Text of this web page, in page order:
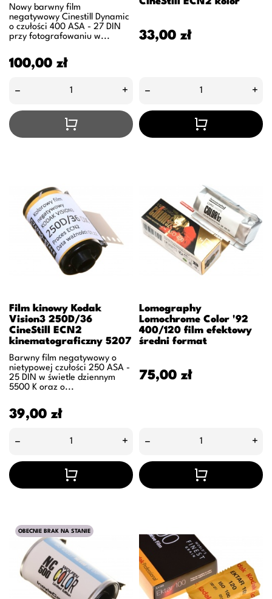
Nowy barwny film
negatywowy Cinestill Dynamic
o czułości 400 ASA - 27 DIN
przy fotografowaniu w...
Cena
100,00 zł
– +
Cena
33,00 zł
– +
Film kinowy Kodak
Vision3 250D/36
CineStill ECN2
kinematograficzny 5207
Barwny film negatywowy o
nietypowej czułości 250 ASA -
25 DIN w świetle dziennym
5500 K oraz o...
Cena
39,00 zł
– +
Lomography
Lomochrome Color '92
400/120 film efektowy
średni format
Cena
75,00 zł
– +
OBECNIE BRAK NA STANIE